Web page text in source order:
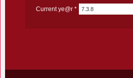
Current ye@r *